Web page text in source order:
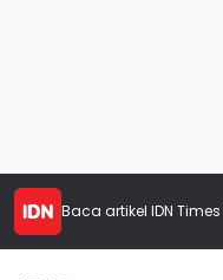
Baca artikel IDN Times